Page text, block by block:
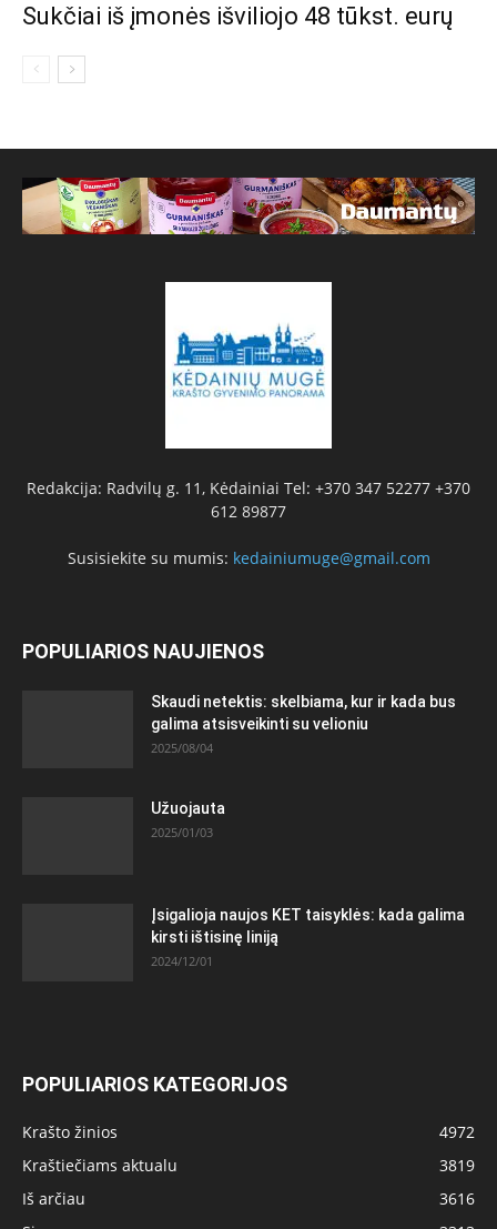
Sukčiai iš įmonės išviliojo 48 tūkst. eurų
Redakcija: Radvilų g. 11, Kėdainiai Tel: +370 347 52277 +370
612 89877
Susisiekite su mumis: kedainiumuge@gmail.com
POPULIARIOS NAUJIENOS
Skaudi netektis: skelbiama, kur ir kada bus
galima atsisveikinti su velioniu
2025/08/04
Užuojauta
2025/01/03
Įsigalioja naujos KET taisyklės: kada galima
kirsti ištisinę liniją
2024/12/01
POPULIARIOS KATEGORIJOS
Krašto žinios
4972
Kraštiečiams aktualu
3819
Iš arčiau
3616